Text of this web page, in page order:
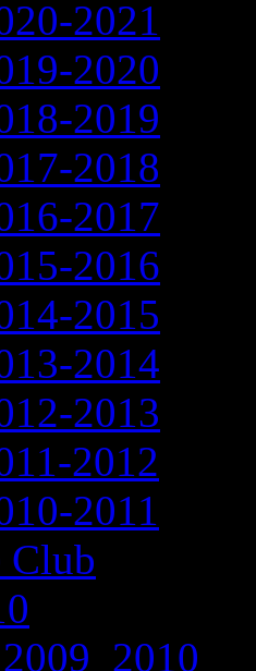
2021
2020
2019
2018
2017
2016
2015
2014
2013
2012
2011
Club